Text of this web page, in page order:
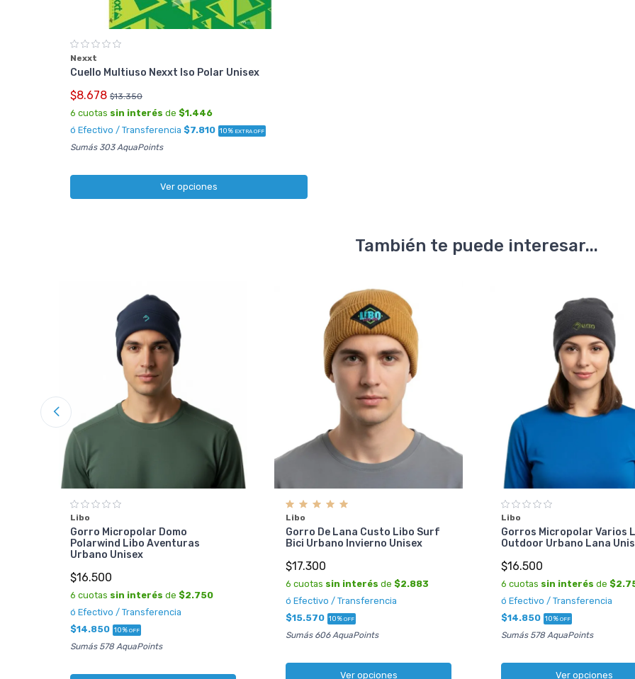
Nexxt
Cuello Multiuso Nexxt Iso Polar Unisex
$8.678 $13.350
6 cuotas sin interés de $1.446
ó Efectivo / Transferencia $7.810 10% EXTRA OFF
Sumás 303 AquaPoints
Ver opciones
También te puede interesar...
Libo
Gorro Micropolar Domo
Polarwind Libo Aventuras
Urbano Unisex
$16.500
6 cuotas sin interés de $2.750
ó Efectivo / Transferencia
$14.850 10% OFF
Sumás 578 AquaPoints
Libo
Gorro De Lana Custo Libo Surf
Bici Urbano Invierno Unisex
$17.300
6 cuotas sin interés de $2.883
ó Efectivo / Transferencia
$15.570 10% OFF
Sumás 606 AquaPoints
Ver opciones
Libo
Gorros Micropolar Varios
Outdoor Urbano Lana
$16.500
6 cuotas sin interés de
ó Efectivo / Transferencia
$14.850 10% OFF
Sumás 578 AquaPoints
Ver opciones